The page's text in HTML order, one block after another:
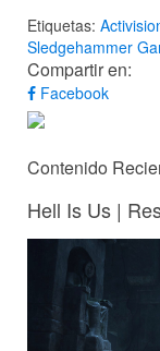
Etiquetas:
Sledgehammer
Compartir en:
Facebook
Contenido
Hell Is Us |